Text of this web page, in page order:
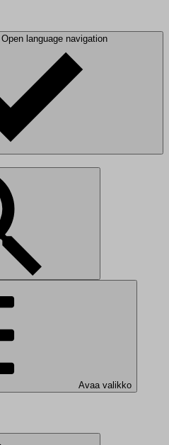
Open language navigation
Avaa valikko